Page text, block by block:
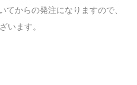
からの発注になりますので、
います。